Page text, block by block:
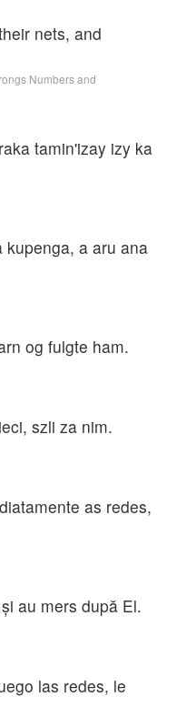
nets, and
Numbers and
tamin'izay izy ka
kupenga, a aru ana
og fulgte ham.
szli za nim.
as redes,
au mers după El.
las redes, le